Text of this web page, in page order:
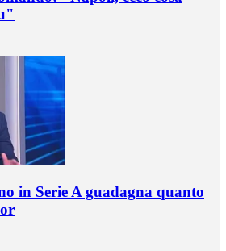
in Serie A guadagna quanto